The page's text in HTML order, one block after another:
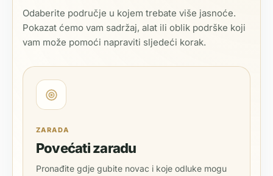
Odaberite područje u kojem trebate više jasnoće.
Pokazat ćemo vam sadržaj, alat ili oblik podrške koji
vam može pomoći napraviti sljedeći korak.
ZARADA
Povećati zaradu
Pronađite gdje gubite novac i koje odluke mogu